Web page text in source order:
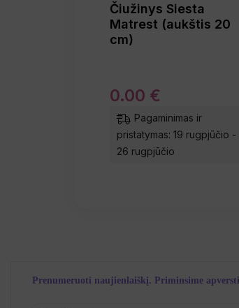
Čiužinys Siesta
Matrest (aukštis 20
cm)
0.00 €
Pagaminimas ir
pristatymas: 19 rugpjūčio -
26 rugpjūčio
Prenumeruoti naujienlaiškį. Priminsime